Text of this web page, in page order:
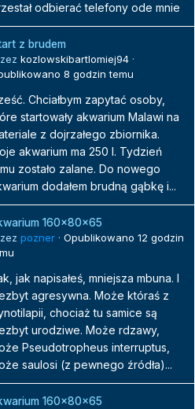
odbierać telefony ode mnie
z brudem
kozlowskibartlomiej94 ·
8 godzin temu
Chciałbym zapytać osoby,
startowały akwarium Malawi na
z dojrzałego zbiornika.
akwarium ma 250 l. Tydzień
zostało zalane. Do nowego
dodałem brudną gąbkę i...
160x80x65
pozner · Opublikowano 12 godzin
jak napisałeś, mniejsza mbuna. I
agresywna. Może któraś z
chociaż tu samice są
urodziwe. Może rdzawy,
Pseudotropheus interruptus,
saulosi (z pewnego źródła)...
160x80x65